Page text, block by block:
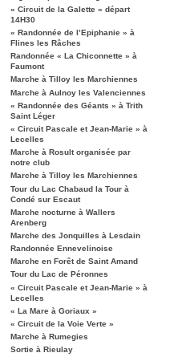
« Circuit de la Galette » départ
14H30
« Randonnée de l’Epiphanie » à
Flines les Râches
Randonnée « La Chiconnette » à
Faumont
Marche à Tilloy les Marchiennes
Marche à Aulnoy les Valenciennes
« Randonnée des Géants » à Trith
Saint Léger
« Circuit Pascale et Jean-Marie » à
Lecelles
Marche à Rosult organisée par
notre club
Marche à Tilloy les Marchiennes
Tour du Lac Chabaud la Tour à
Condé sur Escaut
Marche nocturne à Wallers
Arenberg
Marche des Jonquilles à Lesdain
Randonnée Ennevelinoise
Marche en Forêt de Saint Amand
Tour du Lac de Péronnes
« Circuit Pascale et Jean-Marie » à
Lecelles
« La Mare à Goriaux »
« Circuit de la Voie Verte »
Marche à Rumegies
Sortie à Rieulay